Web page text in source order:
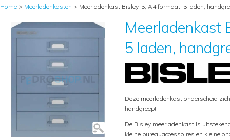
Home > Meerladenkasten > Meerladenkast Bisley-5, A4 formaat, 5 laden,
Meerladenkast
5 laden,
Deze meerladenkast onderscheid
handgreep!
De Bisley meerladenkast is
kleine bureauaccessoires en kleine